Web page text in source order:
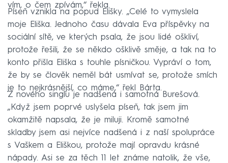
vím, o čem zpívám,“ řekla.
Píseň vznikla na popud Elišky. „Celé to vymyslela
moje Eliška. Jednoho času dávala Eva příspěvky na
sociální sítě, ve kterých psala, že jsou lidé oškliví,
protože řešili, že se někdo ošklivě směje, a tak na to
konto přišla Eliška s touhle písničkou. Vypráví o tom,
že by se člověk neměl bát usmívat se, protože smích
je to nejkrásnější, co máme,“ řekl Bárta.
Z nového singlu je nadšená i samotná Burešová.
„Když jsem poprvé uslyšela píseň, tak jsem jim
okamžitě napsala, že je miluji. Kromě samotné
skladby jsem asi nejvíce nadšená i z naší spolupráce
s Vaškem a Eliškou, protože mají opravdu krásné
nápady. Asi se za těch 11 let známe natolik, že vše,